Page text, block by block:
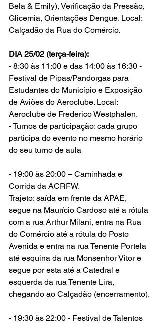
Bela & Emily), Verificação da Pressão,
Glicemia, Orientações Dengue. Local:
Calçadão da Rua do Comércio.
DIA 25/02 (terça-feira):
- 8:30 às 11:00 e das 14:00 às 16:30 -
Festival de Pipas/Pandorgas para
Estudantes do Município e Exposição
de Aviões do Aeroclube. Local:
Aeroclube de Frederico Westphalen.
- Turnos de participação: cada grupo
participa do evento no mesmo horário
do seu turno de aula
- 19:00 às 20:00 – Caminhada e
Corrida da ACRFW.
Trajeto: saída em frente da APAE,
segue na Maurício Cardoso até a rótula
com a rua Arthur Milani, entra na Rua
do Comércio até a rótula do Posto
Avenida e entra na rua Tenente Portela
até esquina da rua Monsenhor Vitor e
segue por esta até a Catedral e
esquerda da rua Tenente Lira,
chegando ao Calçadão (encerramento).
- 19:30 às 22:00 - Festival de Talentos